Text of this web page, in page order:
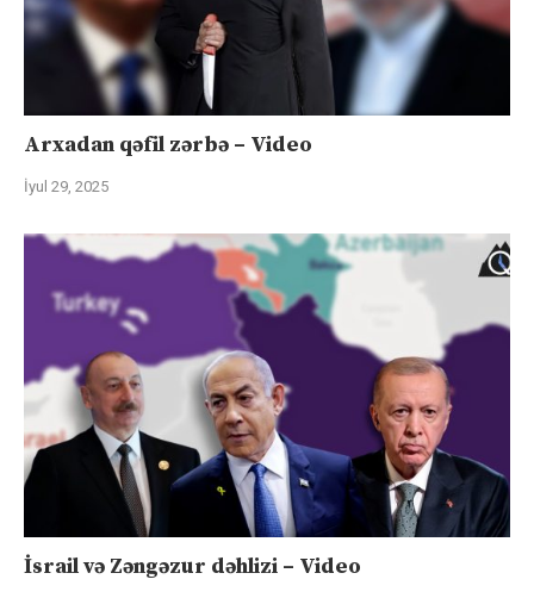
Arxadan qəfil zərbə – Video
İyul 29, 2025
İsrail və Zəngəzur dəhlizi – Video